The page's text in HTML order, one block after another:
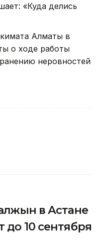
«Куда делись
Алматы в
о ходе работы
неровностей
в Астане
до 10 сентября